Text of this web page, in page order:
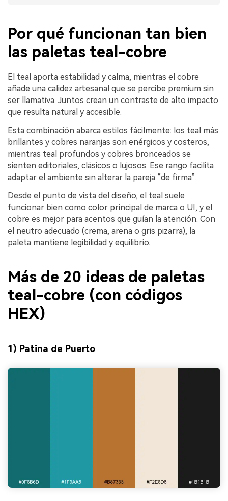
Por qué funcionan tan bien
las paletas teal-cobre
El teal aporta estabilidad y calma, mientras el cobre
añade una calidez artesanal que se percibe premium sin
ser llamativa. Juntos crean un contraste de alto impacto
que resulta natural y accesible.
Esta combinación abarca estilos fácilmente: los teal más
brillantes y cobres naranjas son enérgicos y costeros,
mientras teal profundos y cobres bronceados se
sienten editoriales, clásicos o lujosos. Ese rango facilita
adaptar el ambiente sin alterar la pareja “de firma”.
Desde el punto de vista del diseño, el teal suele
funcionar bien como color principal de marca o UI, y el
cobre es mejor para acentos que guían la atención. Con
el neutro adecuado (crema, arena o gris pizarra), la
paleta mantiene legibilidad y equilibrio.
Más de 20 ideas de paletas
teal-cobre (con códigos
HEX)
1) Patina de Puerto